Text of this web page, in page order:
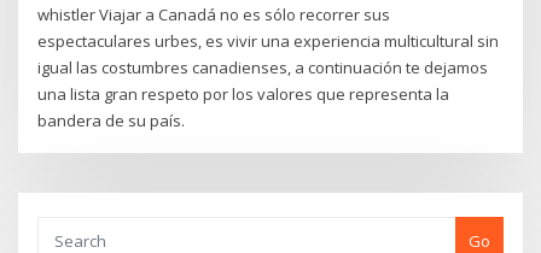
whistler Viajar a Canadá no es sólo recorrer sus
espectaculares urbes, es vivir una experiencia multicultural sin
igual las costumbres canadienses, a continuación te dejamos
una lista gran respeto por los valores que representa la
bandera de su país.
Go